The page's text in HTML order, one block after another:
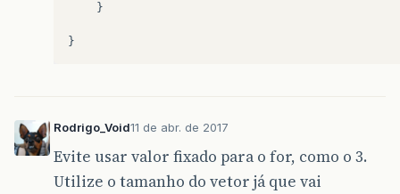
}
}
Rodrigo_Void11 de abr. de 2017
Evite usar valor fixado para o for, como o 3.
Utilize o tamanho do vetor já que vai